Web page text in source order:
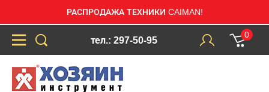
РАСПРОДАЖА ТЕХНИКИ CAIMAN!
тел.: 297-50-95
0